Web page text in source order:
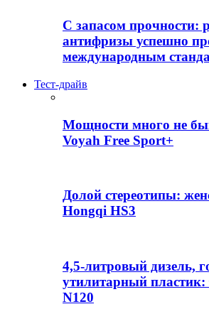
С запасом прочности:
антифризы успешно
международным
Тест-драйв
Мощности много не
Voyah Free Sport+
Долой стереотипы:
Hongqi HS3
4,5-литровый дизель,
утилитарный пластик:
N120